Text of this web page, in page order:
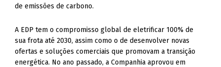
de emissões de carbono.
A EDP tem o compromisso global de eletrificar 100% de
sua frota até 2030, assim como o de desenvolver novas
ofertas e soluções comerciais que promovam a transição
energética. No ano passado, a Companhia aprovou em